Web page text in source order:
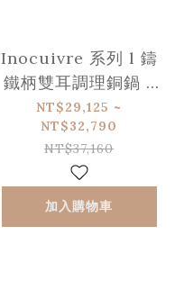
Inocuivre 系列 l 鑄
鐵柄雙耳調理銅鍋 +
鑄鐵柄鍋蓋
NT$29,125 ~
NT$32,790
NT$37,160
加入購物車